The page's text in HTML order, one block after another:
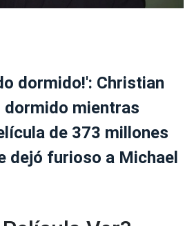
dormido!': Christian
dormido mientras
de 373 millones
dejó furioso a Michael